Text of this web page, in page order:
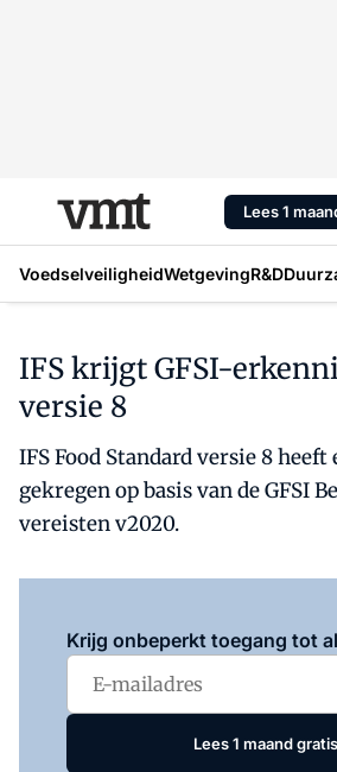
Lees 1
VoedselveiligheidWetgevingR&D
IFS krijgt GFSI-
versie 8
IFS Food Standard versie 8
gekregen op basis van de GFSI
vereisten v2020.
Krijg onbeperkt toegang tot
Lees 1 maand gratis